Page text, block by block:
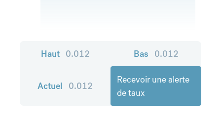
Haut 0.012 Bas 0.012
Actuel 0.012
Recevoir une alerte
de taux